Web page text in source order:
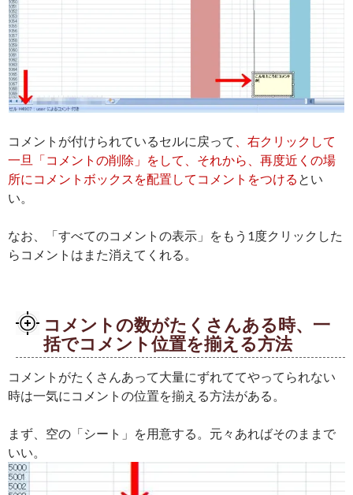
コメントが付けられているセルに戻って
、右クリックして
一旦「コメントの削除」をして、それから、再度近くの場
所にコメントボックスを配置してコメントをつける とい
い。
なお、「すべてのコメントの表示」をもう1度クリックした
らコメントはまた消えてくれる。
コメントの数がたくさんある時、一
括でコメント位置を揃える方法
コメントがたくさんあって大量にずれててやってられない
時は一気にコメントの位置を揃える方法がある。
まず、空の「シート」を用意する。元々あればそのままで
いい。